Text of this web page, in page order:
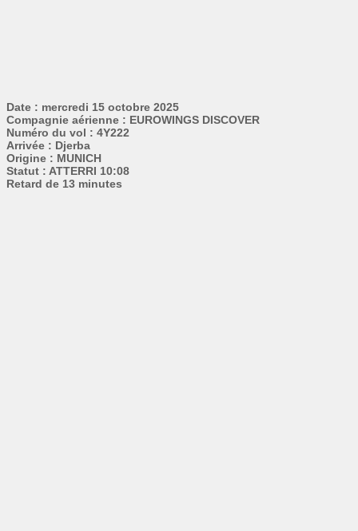
Date : mercredi 15 octobre 2025
Compagnie aérienne : EUROWINGS DISCOVER
Numéro du vol : 4Y222
Arrivée : Djerba
Origine : MUNICH
Statut : ATTERRI 10:08
Retard de 13 minutes